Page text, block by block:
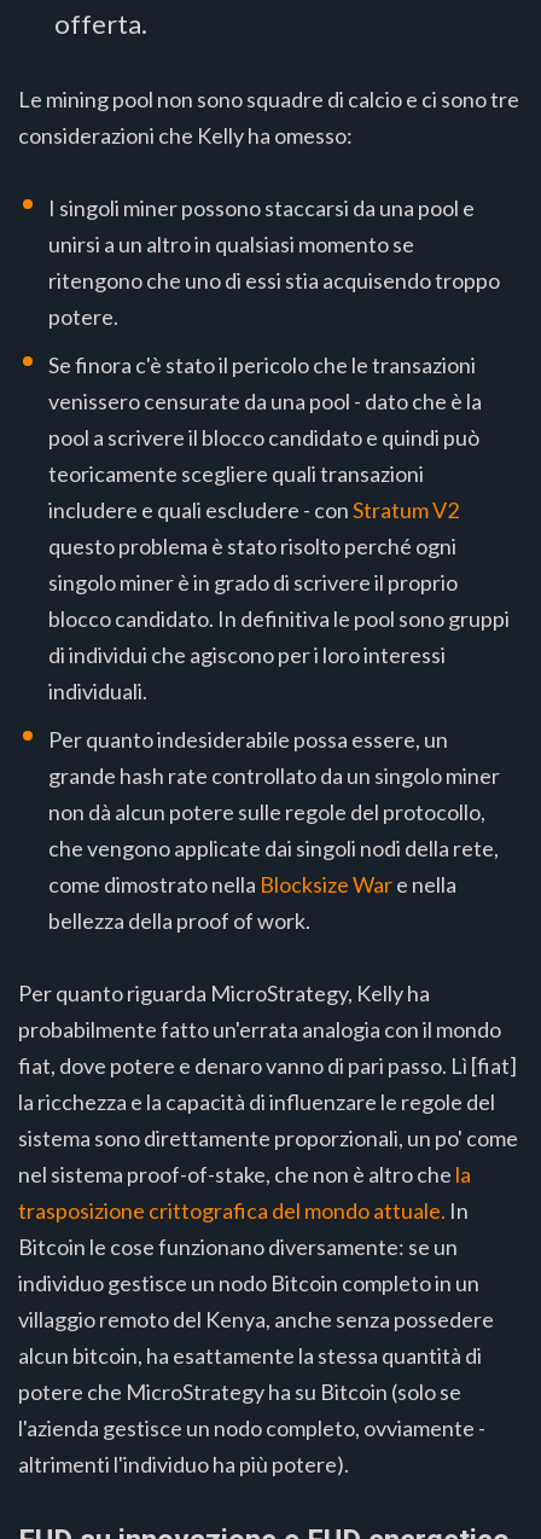
offerta.
Le mining pool non sono squadre di calcio e ci sono tre
considerazioni che Kelly ha omesso:
I singoli miner possono staccarsi da una pool e
unirsi a un altro in qualsiasi momento se
ritengono che uno di essi stia acquisendo troppo
potere.
Se finora c'è stato il pericolo che le transazioni
venissero censurate da una pool - dato che è la
pool a scrivere il blocco candidato e quindi può
teoricamente scegliere quali transazioni
includere e quali escludere - conStratum V2
questo problema è stato risolto perché ogni
singolo miner è in grado di scrivere il proprio
blocco candidato. In definitiva le pool sono gruppi
di individui che agiscono per i loro interessi
individuali.
Per quanto indesiderabile possa essere, un
grande hash rate controllato da un singolo miner
non dà alcun potere sulle regole del protocollo,
che vengono applicate dai singoli nodi della rete,
come dimostrato nella Blocksize Ware nella
bellezza della proof of work.
Per quanto riguarda MicroStrategy, Kelly ha
probabilmente fatto un'errata analogia con il mondo
fiat, dove potere e denaro vanno di pari passo. Lì [fiat]
la ricchezza e la capacità di influenzare le regole del
sistema sono direttamente proporzionali, un po' come
nel sistema proof-of-stake, che non è altro che la
trasposizione crittografica del mondo attuale. In
Bitcoin le cose funzionano diversamente: se un
individuo gestisce un nodo Bitcoin completo in un
villaggio remoto del Kenya, anche senza possedere
alcun bitcoin, ha esattamente la stessa quantità di
potere che MicroStrategy ha su Bitcoin (solo se
l'azienda gestisce un nodo completo, ovviamente -
altrimenti l'individuo ha più potere).